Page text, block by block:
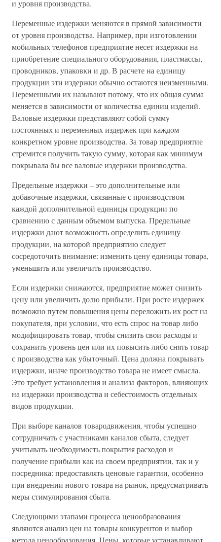
и уровня производства.
Переменные издержки меняются в прямой зависимости
от уровня производства. Например, при изготовлении
мобильных телефонов предприятие несет издержки на
приобретение специального оборудования, пластмассы,
проводников, упаковки и др. В расчете на единицу
продукции эти издержки обычно остаются неизменными.
Переменными их называют потому, что их общая сумма
меняется в зависимости от количества единиц изделий.
Валовые издержки представляют собой сумму
постоянных и переменных издержек при каждом
конкретном уровне производства. За товар предприятие
стремится получить такую сумму, которая как минимум
покрывала бы все валовые издержки производства.
Предельные издержки – это дополнительные или
добавочные издержки, связанные с производством
каждой дополнительной единицы продукции по
сравнению с данным объемом выпуска. Предельные
издержки дают возможность определить единицу
продукции, на которой предприятию следует
сосредоточить внимание: изменить цену единицы товара,
уменьшить или увеличить производство.
Если издержки снижаются, предприятие может снизить
цену или увеличить долю прибыли. При росте издержек
возможно путем повышения цены переложить их рост на
покупателя, при условии, что есть спрос на товар либо
модифицировать товар, чтобы снизить свои расходы и
сохранить уровень цен или их повысить либо снять товар
с производства как убыточный. Цена должна покрывать
издержки, иначе производство товара не имеет смысла.
Это требует установления и анализа факторов, влияющих
на издержки производства и себестоимость отдельных
видов продукции.
При выборе каналов товародвижения, чтобы успешно
сотрудничать с участниками каналов сбыта, следует
учитывать необходимость покрытия расходов и
получение прибыли как на своем предприятии, так и у
посредника: предоставлять ценовые гарантии, особенно
при внедрении нового товара на рынок, предусматривать
меры стимулирования сбыта.
Следующими этапами процесса ценообразования
являются анализ цен на товары конкурентов и выбор
метода ценообразования. Цены, которые устанавливают